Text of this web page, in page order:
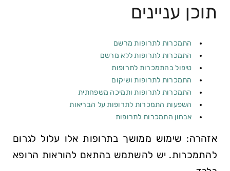
תוכן עניינים
התמכרות לתרופות מרשם
התמכרות לתרופות ללא מרשם
טיפול בהתמכרות לתרופות
התמכרות לתרופות ושיקום
התמכרות לתרופות ותמיכה משפחתית
השפעות התמכרות לתרופות על הבריאות
אבחון התמכרות לתרופות
אזהרה: שימוש ממושך בתרופות אלו עלול לגרום
להתמכרות. יש להשתמש בהתאם להוראות הרופא